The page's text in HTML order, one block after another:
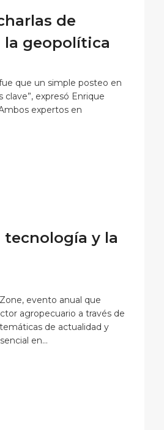
de
la geopolítica
que un simple posteo en
expresó Enrique
expertos en
tecnología y la
evento anual que
agropecuario a través de
de actualidad y
en…